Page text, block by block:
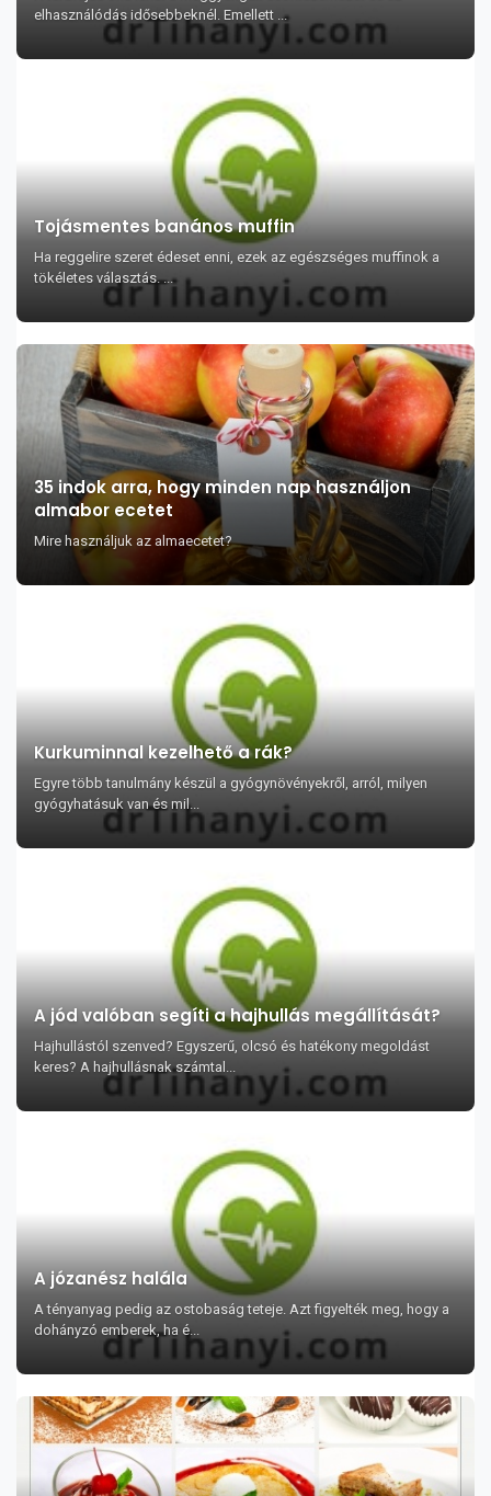
elhasználódás idősebbeknél. Emellett ...
Tojásmentes banános muffin
Ha reggelire szeret édeset enni, ezek az egészséges muffinok a
tökéletes választás. ...
35 indok arra, hogy minden nap használjon
almabor ecetet
Mire használjuk az almaecetet?
Kurkuminnal kezelhető a rák?
Egyre több tanulmány készül a gyógynövényekről, arról, milyen
gyógyhatásuk van és mil...
A jód valóban segíti a hajhullás megállítását?
Hajhullástól szenved? Egyszerű, olcsó és hatékony megoldást
keres? A hajhullásnak számtal...
A józanész halála
A tényanyag pedig az ostobaság teteje. Azt figyelték meg, hogy a
dohányzó emberek, ha é...